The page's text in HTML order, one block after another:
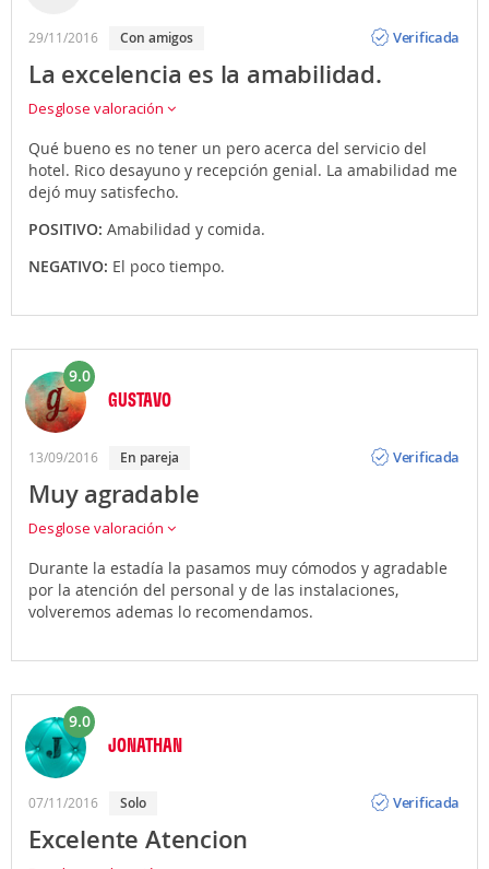
29/11/2016 con amigos
Verificada
La excelencia es la amabilidad.
Desglose valoración
Qué bueno es no tener un pero acerca del servicio del
hotel. Rico desayuno y recepción genial. La amabilidad me
dejó muy satisfecho.
POSITIVO: Amabilidad y comida.
NEGATIVO: El poco tiempo.
9.0
GUSTAVO
13/09/2016 en pareja
Verificada
Muy agradable
Desglose valoración
Durante la estadía la pasamos muy cómodos y agradable
por la atención del personal y de las instalaciones,
volveremos ademas lo recomendamos.
9.0
JONATHAN
07/11/2016 solo
Verificada
Excelente Atencion